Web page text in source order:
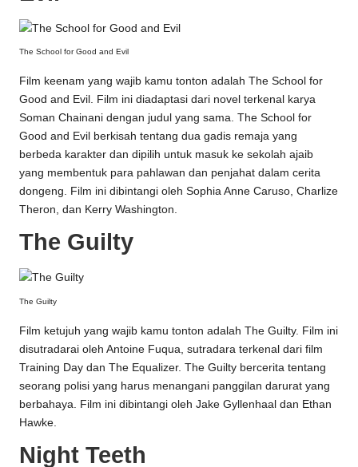
The School for Good and Evil
Film keenam yang wajib kamu tonton adalah The School for
Good and Evil. Film ini diadaptasi dari novel terkenal karya
Soman Chainani dengan judul yang sama. The School for
Good and Evil berkisah tentang dua gadis remaja yang
berbeda karakter dan dipilih untuk masuk ke sekolah ajaib
yang membentuk para pahlawan dan penjahat dalam cerita
dongeng. Film ini dibintangi oleh Sophia Anne Caruso, Charlize
Theron, dan Kerry Washington.
The Guilty
The Guilty
Film ketujuh yang wajib kamu tonton adalah The Guilty. Film ini
disutradarai oleh Antoine Fuqua, sutradara terkenal dari film
Training Day dan The Equalizer. The Guilty bercerita tentang
seorang polisi yang harus menangani panggilan darurat yang
berbahaya. Film ini dibintangi oleh Jake Gyllenhaal dan Ethan
Hawke.
Night Teeth